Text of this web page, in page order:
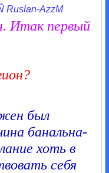
Итак первый
был
банальна-
хоть в
себя